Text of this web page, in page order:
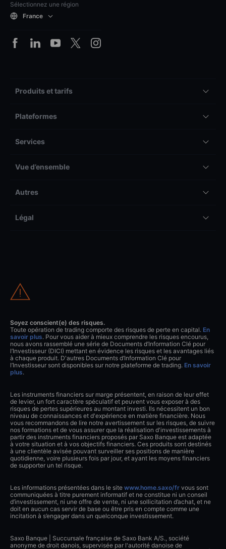
Sélectionnez une région
France
Produits et tarifs
Plateformes
Services
Vue d’ensemble
Autres
Légal
Soyez conscient(e) des risques.
Toute opération de trading comporte des risques de perte en capital. En
savoir plus. Pour vous aider à mieux comprendre les risques encourus,
nous avons rassemblé une série de Documents d’Information Clé pour
l’Investisseur (DICI) mettant en évidence les risques et les avantages liés
à chaque produit. D'autres Documents d’Information Clé pour
l’Investisseur sont disponibles sur notre plateforme de trading. En savoir
plus.
Les instruments financiers sur marge présentent, en raison de leur effet
de levier, un fort caractère spéculatif et peuvent vous exposer à des
risques de pertes supérieures au montant investi. Ils nécessitent un bon
niveau de connaissances et d'expérience en matière financière. Nous
vous recommandons de lire notre avertissement sur les risques, de suivre
nos formations et de vous assurer que la réalisation d'investissements à
partir des instruments financiers proposés par Saxo Banque est adaptée
à votre situation et à vos objectifs financiers. Ces produits sont destinés
à une clientèle avisée pouvant surveiller ses positions de manière
quotidienne, voire plusieurs fois par jour, et ayant les moyens financiers
de supporter un tel risque.
Les informations présentées dans le site www.home.saxo/fr vous sont
communiquées à titre purement informatif et ne constitue ni un conseil
d’investissement, ni une offre de vente, ni une sollicitation d’achat, et ne
doit en aucun cas servir de base ou être pris en compte comme une
incitation à s’engager dans un quelconque investissement.
Saxo Banque | Succursale française de Saxo Bank A/S., société
anonyme de droit danois, supervisée par l'autorité danoise de